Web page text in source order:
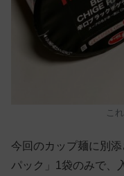
こ
今回のカップ麺に別
パック」1袋のみで、